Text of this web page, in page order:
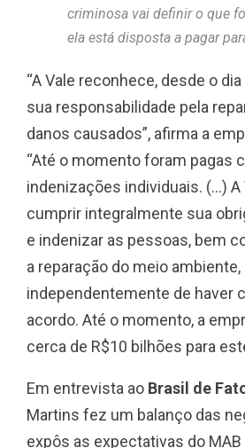
criminosa vai definir o que
ela está disposta a pagar
“A Vale reconhece, desde o
sua responsabilidade pela
danos causados”, afirma a
“Até o momento foram pagas
indenizações individuais. (…) A
cumprir integralmente sua
e indenizar as pessoas, bem
a reparação do meio ambiente,
independentemente de haver
acordo. Até o momento, a
cerca de R$10 bilhões para
Em entrevista ao Brasil de
Martins fez um balanço das
expôs as expectativas do MAB